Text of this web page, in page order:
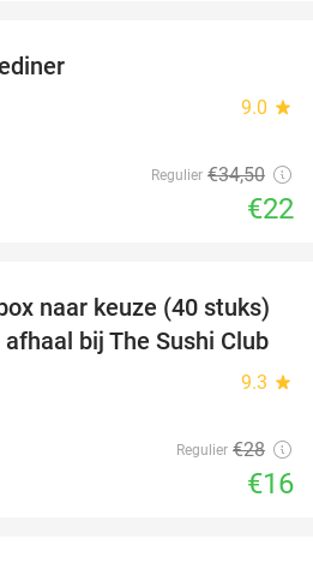
9.0 star
Regulier €34,50
€22
43%
naar keuze (40 stuks)
bij The Sushi Club
9.3 star
Regulier €28
€16